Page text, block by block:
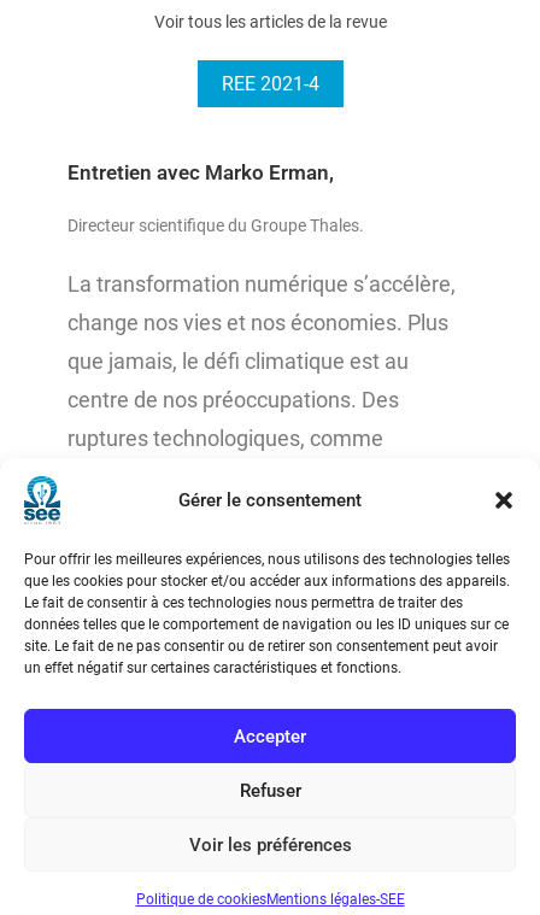
Gérer le consentement
Pour offrir les meilleures expériences, nous utilisons des technologies telles
que les cookies pour stocker et/ou accéder aux informations des appareils.
Le fait de consentir à ces technologies nous permettra de traiter des
données telles que le comportement de navigation ou les ID uniques sur ce
site. Le fait de ne pas consentir ou de retirer son consentement peut avoir
un effet négatif sur certaines caractéristiques et fonctions.
Accepter
Refuser
Voir les préférences
Politique de cookiesMentions légales-SEE
Voir tous les articles de la revue
REE 2021-4
Entretien avec Marko Erman,
Directeur scientifique du Groupe Thales.
La transformation numérique s’accélère,
change nos vies et nos économies. Plus
que jamais, le défi climatique est au
centre de nos préoccupations. Des
ruptures technologiques, comme
et parfois aussi de questions. L’entretien
avec Marko Erman illustre comment
Thales prend en compte ces tendances
dans ses activités de recherche et
développement.